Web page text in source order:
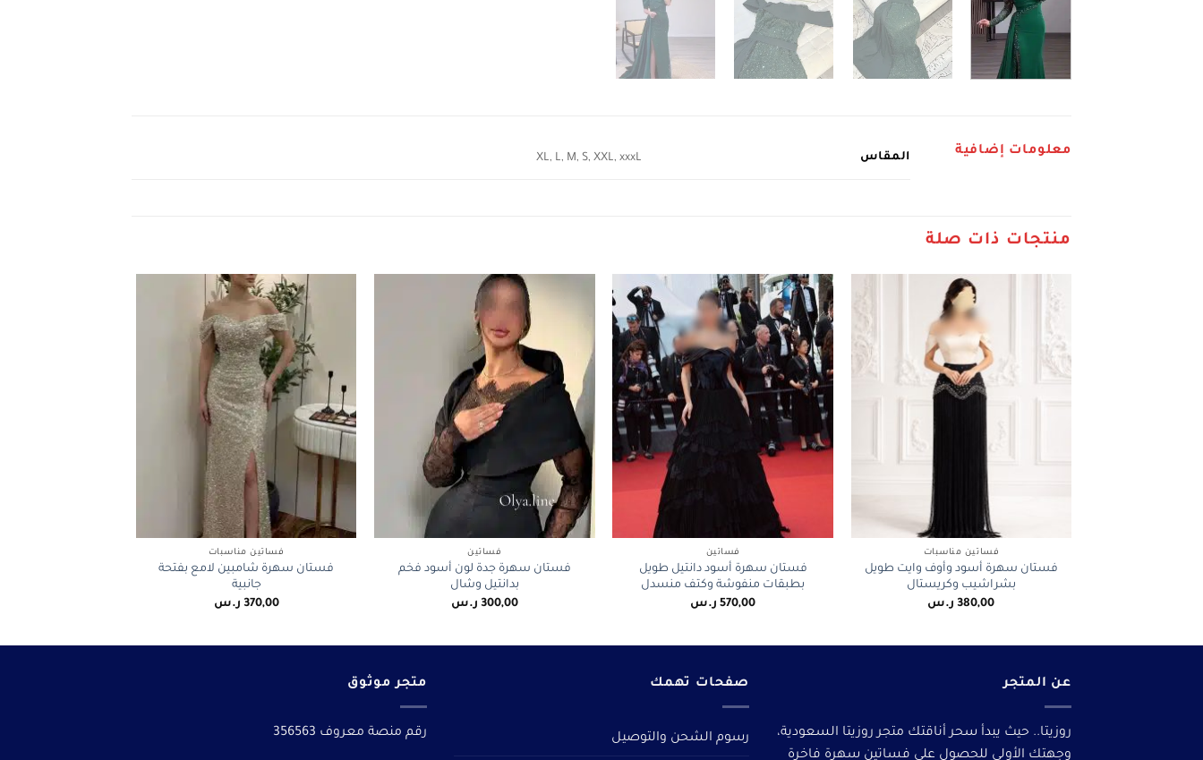
معلومات إضافية المقاس XL, L, M, S, XXL, xxxL
منتجات ذات صلة
فساتين مناسبات
فستان سهرة أسود وأوف وايت طويل
بشراشيب وكريستال
380,00 ر.س
فساتين
فستان سهرة أسود دانتيل طويل
بطبقات منفوشة وكتف منسدل
570,00 ر.س
فساتين
فستان سهرة جدة لون أسود فخم
بدانتيل وشال
300,00 ر.س
فساتين مناسبات
فستان سهرة شامبين لامع بفتحة
جانبية
370,00 ر.س
عن المتجر
روزيتا.. حيث يبدأ سحر أناقتك متجر روزيتا السعودية،
وجهتك الأولى للحصول على فساتين سهرة فاخرة
صفحات تهمك
رسوم الشحن والتوصيل
متجر موثوق
رقم منصة معروف 356563